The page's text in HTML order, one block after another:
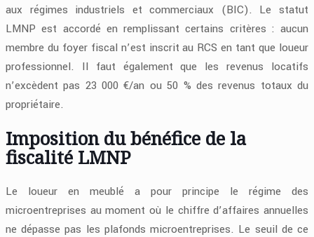
aux régimes industriels et commerciaux (BIC). Le statut
LMNP est accordé en remplissant certains critères : aucun
membre du foyer fiscal n’est inscrit au RCS en tant que loueur
professionnel. Il faut également que les revenus locatifs
n’excèdent pas 23 000 €/an ou 50 % des revenus totaux du
propriétaire.
Imposition du bénéfice de la
fiscalité LMNP
Le loueur en meublé a pour principe le régime des
microentreprises au moment où le chiffre d’affaires annuelles
ne dépasse pas les plafonds microentreprises. Le seuil de ce